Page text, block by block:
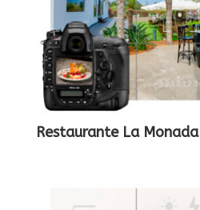
Restaurante La Monada